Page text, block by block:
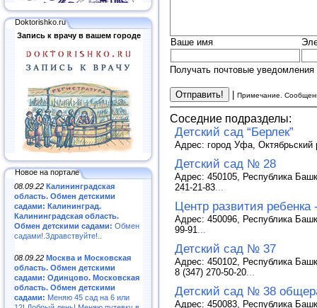
Doktorishko.ru
Запись к врачу в вашем городе
Новое на портале
08.09.22 Калининградская
область. Обмен детскими
садами: Калининград.
Калининградская область.
Обмен детскими садами: Обмен
садами!.Здравствуйте!..
08.09.22 Москва и Московская
область. Обмен детскими
садами: Одинцово. Московская
область. Обмен детскими
садами: Меняю 45 сад на 6 или
Ваше имя
Получать почтовые
Примечание.
Соседние подразделы:
Детский сад “Берлек”
Адрес: город Уфа,
Детский сад № 28
Адрес: 450105, Республика
241-21-83
Центр развития
Адрес: 450096, Республика
99-91
Детский сад № 37
Адрес: 450102, Республика
8 (347) 270-50-20
Детский сад № 38
Адрес: 450083, Республика